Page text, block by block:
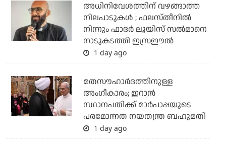
അധിനിവേശത്തിന് വഴങ്ങാത്ത
നിലപാടുകള്‍ ; ഫലസ്തീനില്‍
നിന്നും ഫാദര്‍ ലൂയിസ് സല്‍മാനെ
നാടുകടത്തി ഇസ്രഈല്‍
1 day ago
മതസൗഹാര്‍ദത്തിനുള്ള
അംഗീകാരം; ഇറാന്‍
സ്ഥാനപതിക്ക് മാര്‍പാപ്പയുടെ
പരമോന്നത നയതന്ത്ര ബഹുമതി
1 day ago